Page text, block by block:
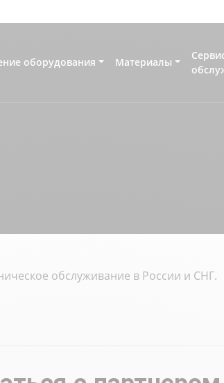
оборудования Материалы
обслуживание в России и СНГ.